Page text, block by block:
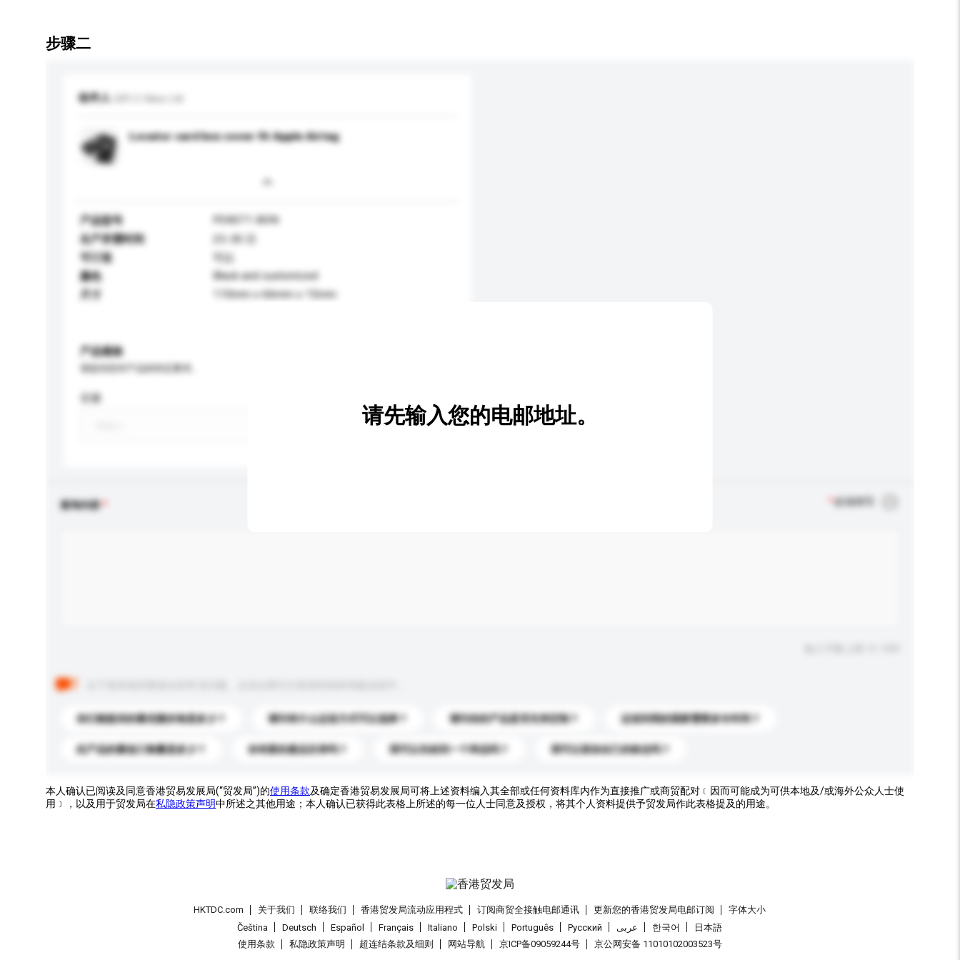
步骤二
收件人
Locator card box cover fit Apple Airtag
产品型号
P04071-BON
生产所需时间
25-30 日
可订造
可以
颜色
Black and customized
110mm x 66mm x 15mm
产品规格
容量
新增/删除选项
查询内容 必须填写
你们能提供的最优惠价格是多少？ 请问有什么运送方式可以选择？ 请问你的产品是否支持定制？ 运送到我的国家需要多长时间？
此产品的最低订购量是多少？ 你有新的產品目录吗？ 我可以先收到一个样品吗？ 我可以添加自己的标志吗？
请先输入您的电邮地址。
本人确认已阅读及同意香港贸易发展局(“贸发局”)的使用条款及确定香港贸易发展局可将上述资料编入其全部或任何资料库内作为直接推广或商贸配对﹝因而可能成为可供本地及/或海外公众人士使
用﹞，以及用于贸发局在私隐政策声明中所述之其他用途；本人确认已获得此表格上所述的每一位人士同意及授权，将其个人资料提供予贸发局作此表格提及的用途。
HKTDC.com 关于我们 联络我们 香港贸发局流动应用程式 订阅商贸全接触电邮通讯 更新您的香港贸发局电邮订阅
字体大小
Čeština
Deutsch Español Français Italiano Polski Português Pусский عربى 한국어
日本語
使用条款
私隐政策声明 超连结条款及细则 网站导航 京ICP备09059244号 京公网安备 11010102003523号